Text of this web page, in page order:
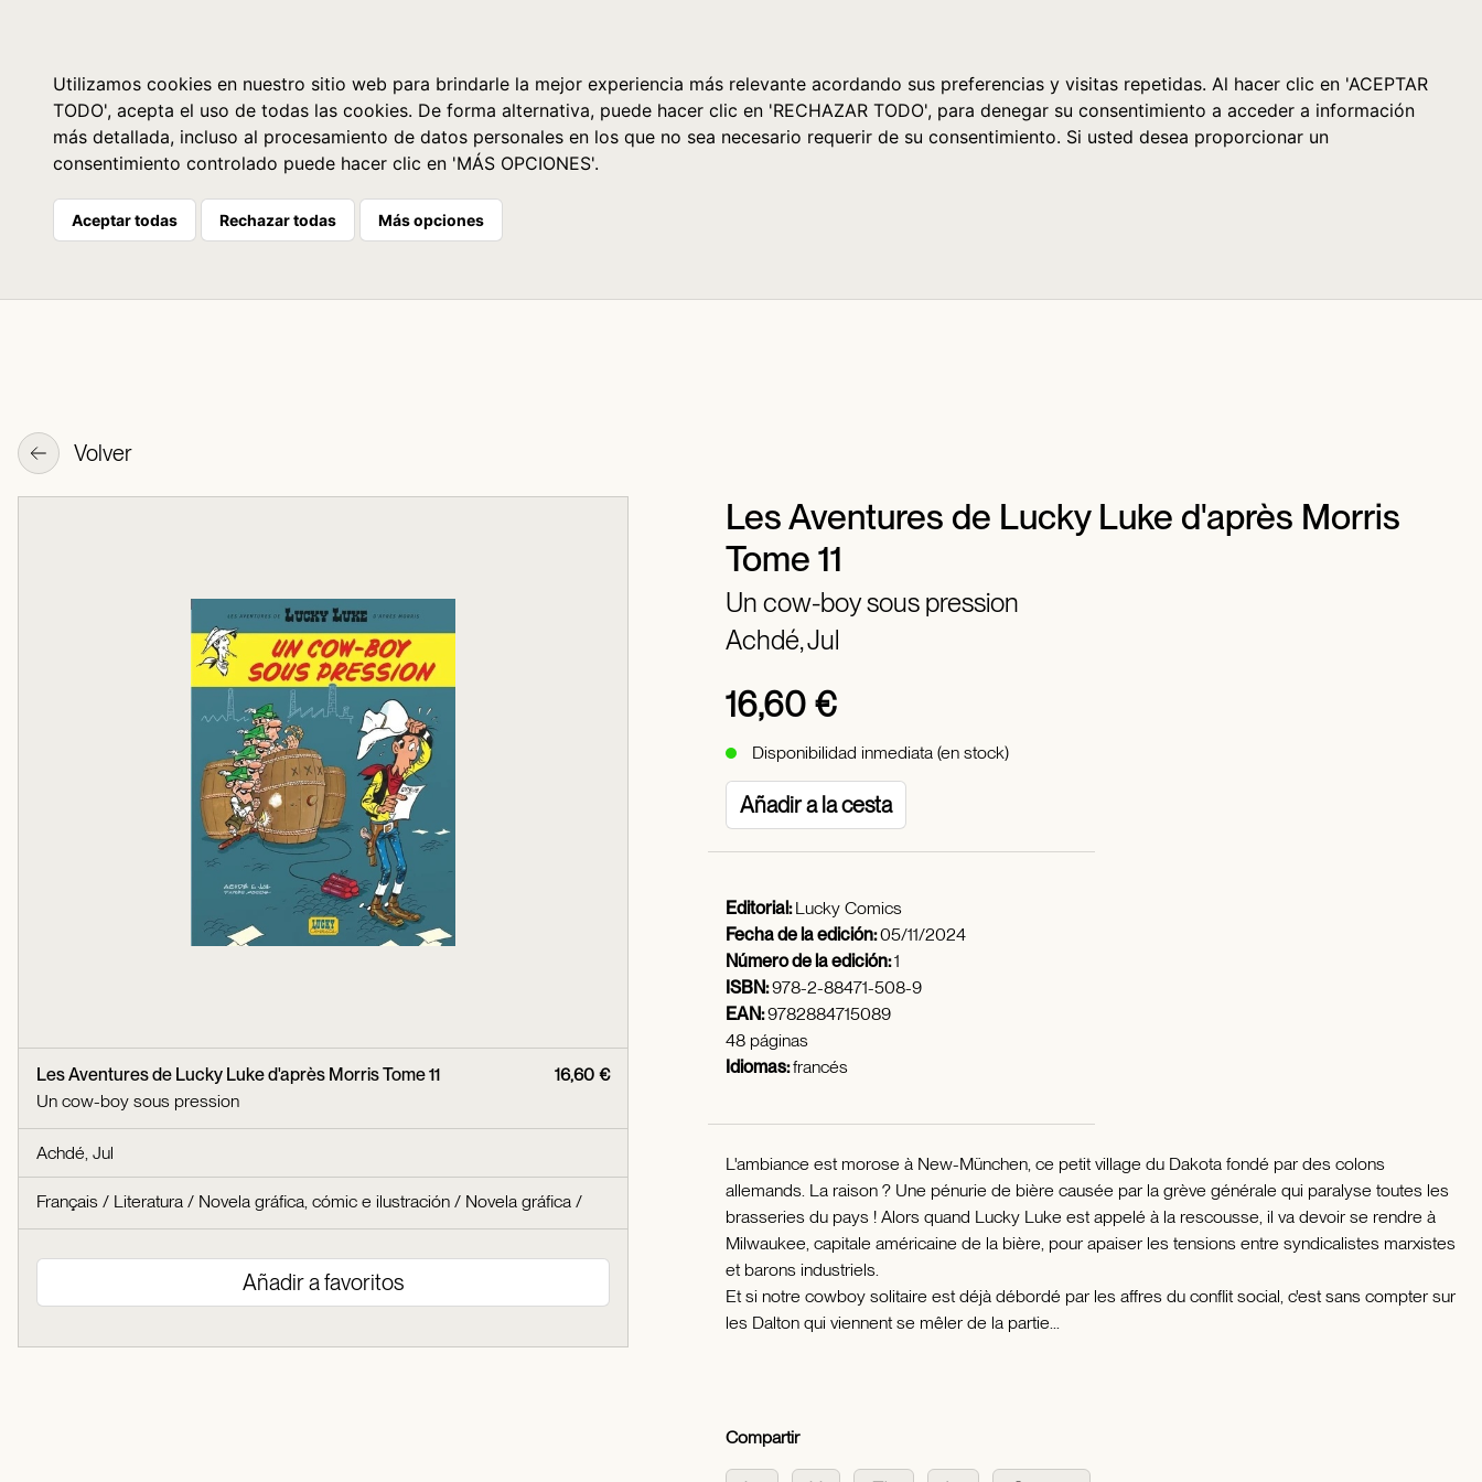
Utilizamos cookies en nuestro sitio web para brindarle la mejor experiencia más relevante acordando sus preferencias y visitas repetidas. Al hacer clic en 'ACEPTAR
TODO', acepta el uso de todas las cookies. De forma alternativa, puede hacer clic en 'RECHAZAR TODO', para denegar su consentimiento a acceder a información
más detallada, incluso al procesamiento de datos personales en los que no sea necesario requerir de su consentimiento. Si usted desea proporcionar un
consentimiento controlado puede hacer clic en 'MÁS OPCIONES'.
Aceptar todas Rechazar todas Más opciones
Volver
Les Aventures de Lucky Luke d'après Morris
Tome 11
Un cow-boy sous pression
Achdé, Jul
16,60 €
Disponibilidad inmediata (en stock)
Añadir a la cesta
16,60 €
Les Aventures de Lucky Luke d'après Morris Tome 11
Un cow-boy sous pression
Achdé, Jul
Français / Literatura / Novela gráfica, cómic e ilustración / Novela gráfica /
Añadir a favoritos
Editorial:Lucky Comics
Fecha de la edición:05/11/2024
Número de la edición:1
ISBN:978-2-88471-508-9
EAN:9782884715089
48 páginas
Idiomas:francés
L'ambiance est morose à New-München, ce petit village du Dakota fondé par des colons
allemands. La raison ? Une pénurie de bière causée par la grève générale qui paralyse toutes les
brasseries du pays ! Alors quand Lucky Luke est appelé à la rescousse, il va devoir se rendre à
Milwaukee, capitale américaine de la bière, pour apaiser les tensions entre syndicalistes marxistes
et barons industriels.
Et si notre cowboy solitaire est déjà débordé par les affres du conflit social, c'est sans compter sur
les Dalton qui viennent se mêler de la partie...
Compartir